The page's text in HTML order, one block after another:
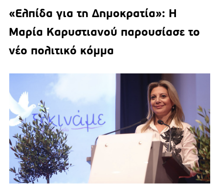
«Ελπίδα για τη Δημοκρατία»: Η
Μαρία Καρυστιανού παρουσίασε το
νέο πολιτικό κόμμα